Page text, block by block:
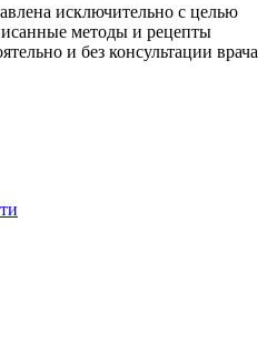
исключительно с целью
методы и рецепты
и без консультации врача